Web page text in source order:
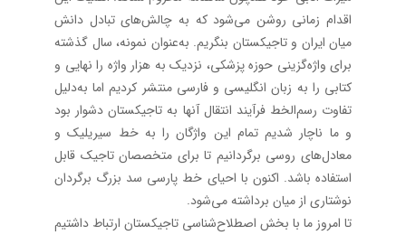
اقدام زمانی روشن می‌شود که به چالش‌های تبادل دانش
میان ایران و تاجیکستان بنگریم. به‌عنوان نمونه، سال گذشته
برای واژه‌گزینی حوزه پزشکی، نزدیک به هزار واژه را نهایی و
کتابی را به زبان انگلیسی و فارسی منتشر کردیم اما به‌دلیل
تفاوت رسم‌الخط فرآیند انتقال آنها به تاجیکستان دشوار بود
و ما ناچار شدیم تمام این واژگان را به خط سیریلیک و
معادل‌های روسی برگردانیم تا برای متخصصان تاجیک قابل
استفاده باشد. اکنون با احیای خط پارسی سد بزرگ برگردان
نوشتاری از میان برداشته می‌شود.
تا امروز ما با بخش اصطلاح‌شناسی تاجیکستان ارتباط داشتیم